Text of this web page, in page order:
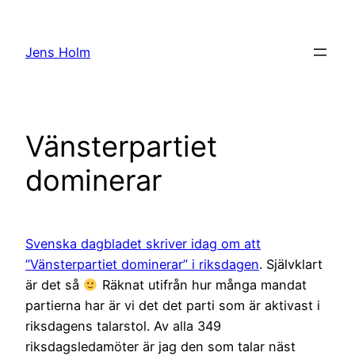
innehåll
Jens Holm
Vänsterpartiet
dominerar
Svenska dagbladet skriver idag om att
”Vänsterpartiet dominerar” i riksdagen. Självklart
är det så
Räknat utifrån hur många mandat
partierna har är vi det det parti som är aktivast i
riksdagens talarstol. Av alla 349
riksdagsledamöter är jag den som talar näst